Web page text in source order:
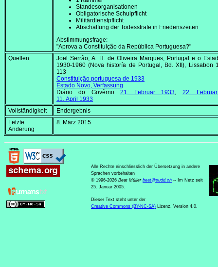
Standesorganisationen
Obligatorische Schulpflicht
Militärdienstpflicht
Abschaffung der Todesstrafe in Friedenszeiten
Abstimmungsfrage:
"Aprova a Constituição da República Portuguesa?"
Quellen
Joel Serrão, A. H. de Oliveira Marques, Portugal e o
1930-1960 (Nova historía de Portugal , Bd. XII), Lissabon
113
Constituição portuguesa de 1933
Estado Novo, Verfassung
Diário do Govêrno
21. Februar 1933, 22.
11. April 1933
Vollständigkeit
Endergebnis
Letzte
Änderung
8. März 2015
Alle Rechte einschliesslich der Übersetzung in andere
Sprachen vorbehalten
© 1996-2026 Beat Müller beat@sudd.ch -- Im Netz seit
25. Januar 2005.
Dieser Text steht unter der
Creative Commons (BY-NC-SA) Lizenz, Version 4.0.